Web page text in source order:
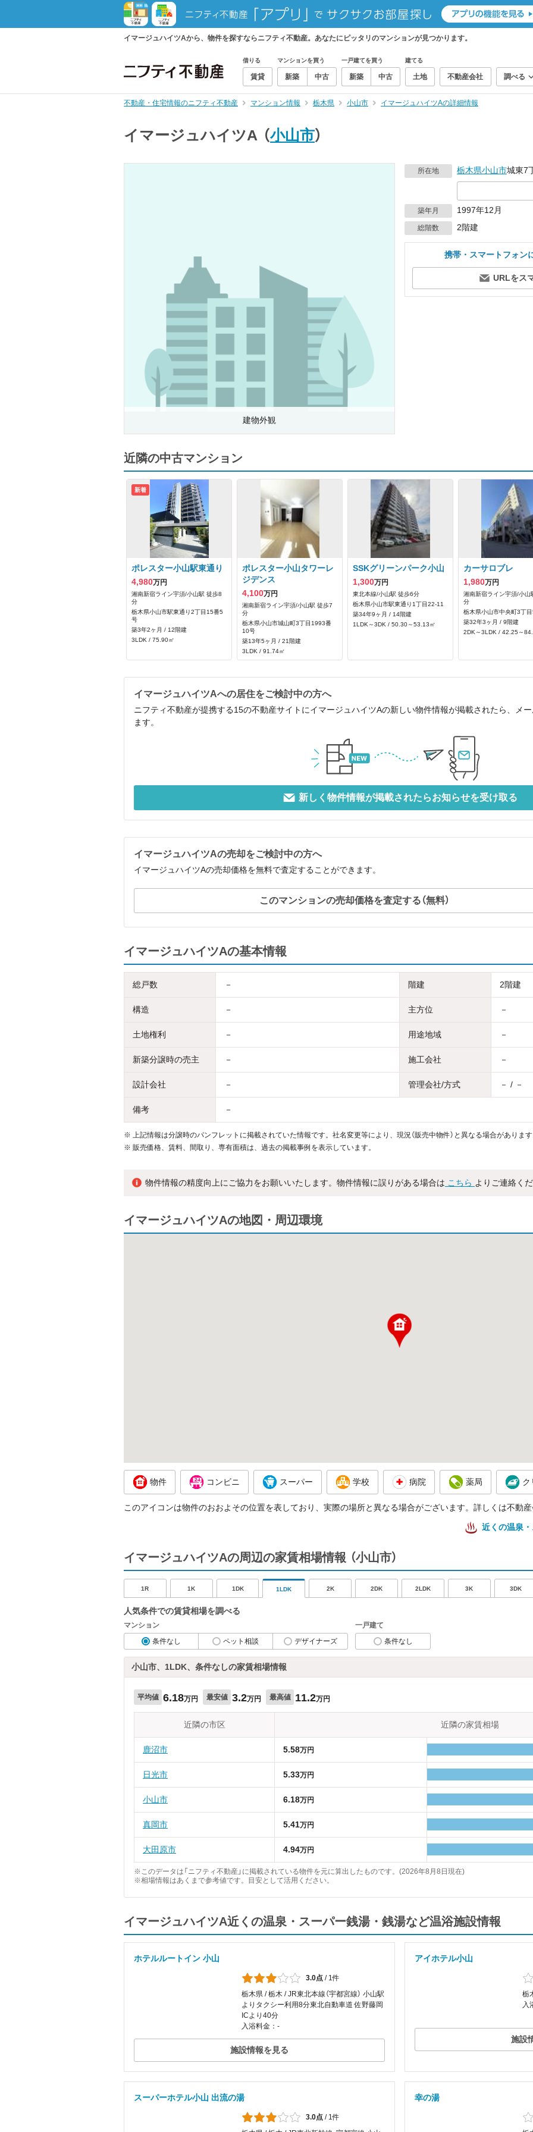
イマージュハイツAから、物件を探すならニフティ不動産。あなたにピッタリのマンションが見つかります。
借りる
賃貸
マンションを買う
新築 中古
一戸建てを買う
新築 中古
建てる
土地 不動産会社 調べる
不動産・住宅情報のニフティ不動産 マンション情報 栃木県 小山市 イマージュハイツAの詳細情報
イマージュハイツA （小山市）
建物外観
所在地 栃木県小山市城東7
築年月 1997年12月
総階数 2階建
携帯・スマートフォン
URLをス
近隣の中古マンション
新着
ポレスター小山駅東通り
4,980万円
湘南新宿ライン宇須/小山駅 徒歩8
分
栃木県小山市駅東通り2丁目15番5
号
築3年2ヶ月 / 12階建
3LDK / 75.90㎡
ポレスター小山タワーレ
ジデンス
4,100万円
湘南新宿ライン宇須/小山駅 徒歩7
分
栃木県小山市城山町3丁目1993番
10号
築13年5ヶ月 / 21階建
3LDK / 91.74㎡
SSKグリーンパーク小山
1,300万円
東北本線/小山駅 徒歩6分
栃木県小山市駅東通り1丁目22-11
築34年9ヶ月 / 14階建
1LDK～3DK / 50.30～53.13㎡
カーサロブレ
1,980万円
湘南新宿ライン宇須/小山
分
栃木県小山市中央町3丁
築32年3ヶ月 / 9階建
2DK～3LDK / 42.25～
イマージュハイツAへの居住をご検討中の方へ
ニフティ不動産が提携する15の不動産サイトにイマージュハイツAの新しい物件情報が掲載されたら、メ
ます。
新しく物件情報が掲載されたらお知らせを受け取る
イマージュハイツAの売却をご検討中の方へ
イマージュハイツAの売却価格を無料で査定することができます。
このマンションの売却価格を査定する（無料）
イマージュハイツAの基本情報
総戸数 － 階建 2階建
構造 － 主方位 －
土地権利 － 用途地域 －
新築分譲時の売主 － 施工会社 －
設計会社 － 管理会社/方式 － / －
備考 －
※
上記情報は分譲時のパンフレットに掲載されていた情報です。社名変更等により、現況（販売中物件）と異なる場合があります
※ 販売価格、賃料、間取り、専有面積は、過去の掲載事例を表示しています。
物件情報の精度向上にご協力をお願いいたします。物件情報に誤りがある場合は こちら よりご連絡くだ
イマージュハイツAの地図・周辺環境
物件 コンビニ スーパー 学校 病院 薬局 ク
このアイコンは物件のおおよその位置を表しており、実際の場所と異なる場合がございます。詳しくは不動産
近くの温泉
イマージュハイツAの周辺の家賃相場情報 （小山市）
1R 1K 1DK 1LDK 2K 2DK 2LDK 3K 3DK
人気条件での賃貸相場を調べる
マンション
条件なし
ペット相談 デザイナーズ
一戸建て
条件なし
小山市、1LDK、条件なしの家賃相場情報
平均値 6.18万円 最安値 3.2万円 最高値 11.2万円
近隣の市区 近隣の家賃相場
鹿沼市 5.58万円
日光市 5.33万円
小山市 6.18万円
真岡市 5.41万円
大田原市 4.94万円
※このデータは「ニフティ不動産」に掲載されている物件を元に算出したものです。(2026年8月8日現在)
※相場情報はあくまで参考値です。目安として活用ください。
イマージュハイツA近くの温泉・スーパー銭湯・銭湯など温浴施設情報
ホテルルートイン 小山
3.0点 / 1件
栃木県 / 栃木 / JR東北本線（宇都宮線） 小山駅
よりタクシー利用8分東北自動車道 佐野藤岡
ICより40分
入浴料金：-
施設情報を見る
アイホテル小山
栃
入
施設
スーパーホテル小山 出流の湯
3.0点 / 1件
幸の湯